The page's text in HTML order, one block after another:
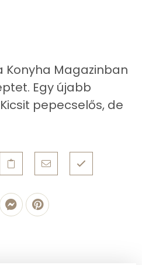
116 mg
371 mg
0 mg
Konyha Magazinban
Egy újabb
pepecselős, de